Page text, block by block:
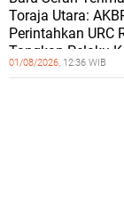
Toraja Utara:
Perintahkan URC
Tangkap Pelaku
01/08/2026, 12:36 WIB